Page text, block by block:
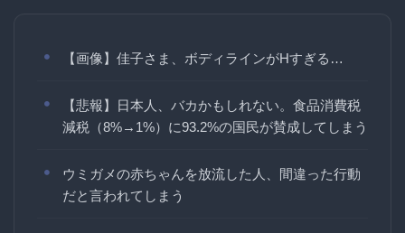
【画像】佳子さま、ボディラインがHすぎる…
【悲報】日本人、バカかもしれない。食品消費税
減税（8%→1%）に93.2%の国民が賛成してしまう
ウミガメの赤ちゃんを放流した人、間違った行動
だと言われてしまう